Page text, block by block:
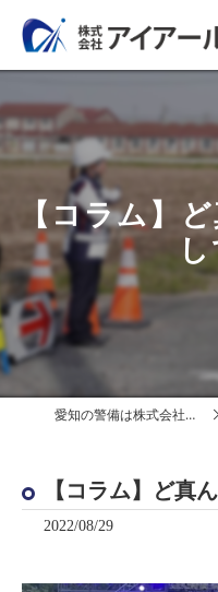
【コラム】
愛知の警備は株式会社アイアール
【コラム】ど真
2022/08/29